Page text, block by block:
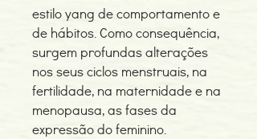
estilo yang de comportamento e
de hábitos. Como consequência,
surgem profundas alterações
nos seus ciclos menstruais, na
fertilidade, na maternidade e na
menopausa, as fases da
expressão do feminino.